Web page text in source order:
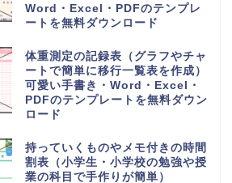
的に作成の記録簿・Word・
Excel・PDFのテンプレートを無
香典帳の雛形（名簿管理や記録
簿）受取の集計表と香典返しに作
成して使える素材・Word・
Excel・PDFのテンプレートを無
旅行の予定表や日程表を手作りの
しおりを作る（作り方や作成方法